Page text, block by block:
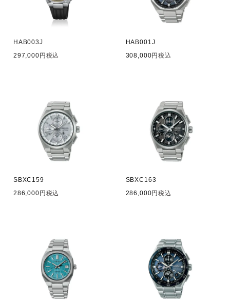
HAB003J
297,000
税込
HAB001J
308,000
税込
SBXC159
286,000
税込
SBXC163
286,000
税込